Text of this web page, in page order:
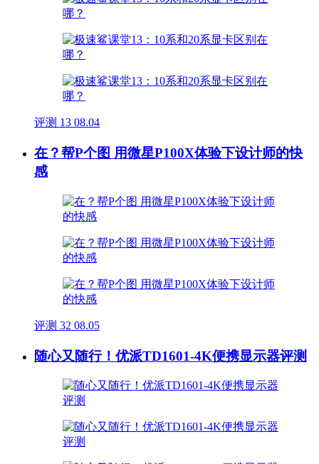
评测 13 08.04
在？帮P个图 用微星P100X体验下设计师的快
感
评测 32 08.05
随心又随行！优派TD1601-4K便携显示器评测